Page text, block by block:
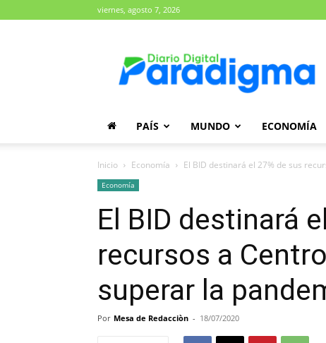
viernes, agosto 7, 2026
Paradigma
PAÍS MUNDO ECONOMÍA
Inicio Economía El BID destinará el 27% de sus
Economía
El BID destinará
recursos a
superar la
Por Mesa de Redacciòn - 18/07/2020